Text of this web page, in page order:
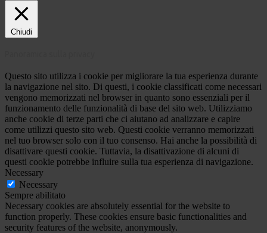
Chiudi
Questo sito utilizza i cookie per migliorare la tua esperienza durante
la navigazione nel sito. Di questi, i cookie classificati come necessari
vengono memorizzati nel browser in quanto sono essenziali per il
funzionamento delle funzionalità di base del sito web. Utilizziamo
anche cookie di terze parti che ci aiutano ad analizzare e capire
come utilizzi questo sito web. Questi cookie verranno memorizzati
nel tuo browser solo con il tuo consenso. Hai anche la possibilità di
disattivare questi cookie. Tuttavia, la disattivazione di alcuni di
questi cookie potrebbe influire sulla tua esperienza di navigazione.
Necessary
Necessary
Sempre abilitato
Necessary cookies are absolutely essential for the website to
function properly. These cookies ensure basic functionalities and
security features of the website, anonymously.